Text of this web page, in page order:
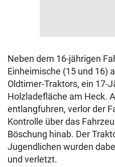
Neben dem 16-jährigen
Einheimische (15 und 16)
Oldtimer-Traktors, ein 17-
Holzladefläche am Heck.
entlangfuhren, verlor der
Kontrolle über das
Böschung hinab. Der
Jugendlichen wurden
und verletzt.